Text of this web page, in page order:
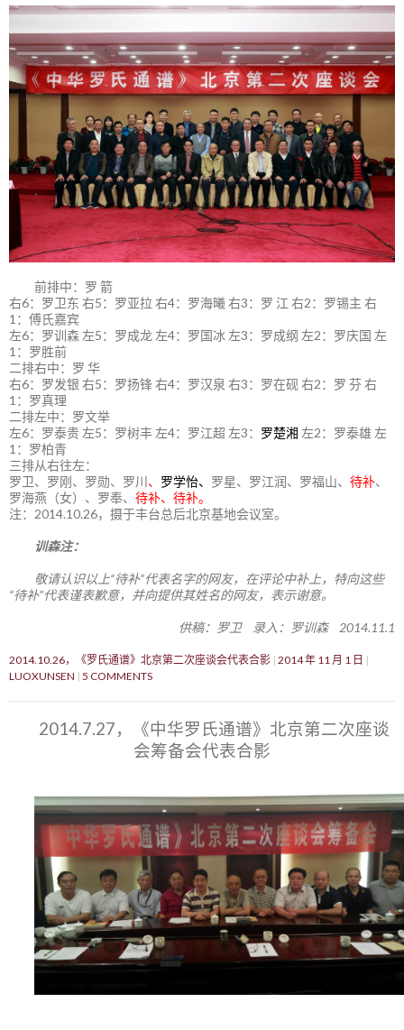
前排中：罗 箭
右6：罗卫东 右5：罗亚拉 右4：罗海曦 右3：罗 江 右2：罗锡主 右
1：傅氏嘉宾
左6：罗训森 左5：罗成龙 左4：罗国冰 左3：罗成纲 左2：罗庆国 左
1：罗胜前
二排右中：罗 华
右6：罗发银 右5：罗扬锋 右4：罗汉泉 右3：罗在砚 右2：罗 芬 右
1：罗真理
二排左中：罗文举
左6：罗泰贵 左5：罗树丰 左4：罗江超 左3： 罗楚湘 左2：罗泰雄 左
1：罗柏青
三排从右往左：
罗卫、罗刚、罗勋、罗川 、 罗学怡、 罗星、罗江润、罗福山、 待补、
罗海燕（女）、罗奉、 待补、待补。
注：2014.10.26，摄于丰台总后北京基地会议室。
训森注：
敬请认识以上“待补”代表名字的网友，在评论中补上，特向这些
“待补”代表谨表歉意，并向提供其姓名的网友，表示谢意。
供稿：罗卫 录入：罗训森 2014.11.1
2014.10.26，《罗氏通谱》北京第二次座谈会代表合影 2014 年 11 月 1 日
LUOXUNSEN 5 COMMENTS
2014.7.27，《中华罗氏通谱》北京第二次座谈
会筹备会代表合影